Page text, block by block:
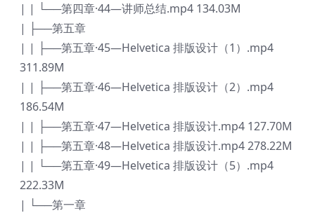
| | └──第四章·44—讲师总结.mp4 134.03M
| ├──第五章
| | ├──第五章·45—Helvetica 排版设计（1）.mp4
311.89M
| | ├──第五章·46—Helvetica 排版设计（2）.mp4
186.54M
| | ├──第五章·47—Helvetica 排版设计.mp4 127.70M
| | ├──第五章·48—Helvetica 排版设计.mp4 278.22M
| | └──第五章·49—Helvetica 排版设计（5）.mp4
222.33M
| └──第一章